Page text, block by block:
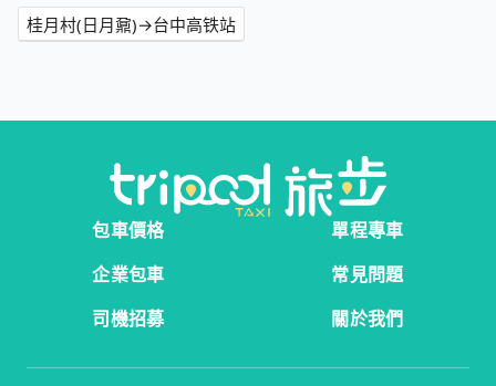
桂月村(日月鼐)→台中高铁站
包車價格
單程專車
企業包車
常見問題
司機招募
關於我們